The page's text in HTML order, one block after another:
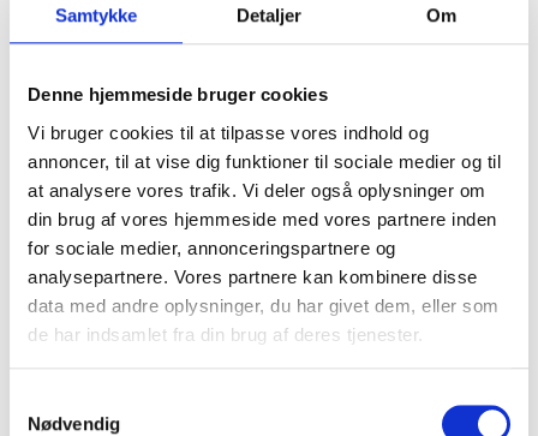
Samtykke Detaljer Om
Denne hjemmeside bruger cookies
Vi bruger cookies til at tilpasse vores indhold og
annoncer, til at vise dig funktioner til sociale medier og til
at analysere vores trafik. Vi deler også oplysninger om
din brug af vores hjemmeside med vores partnere inden
for sociale medier, annonceringspartnere og
analysepartnere. Vores partnere kan kombinere disse
data med andre oplysninger, du har givet dem, eller som
de har indsamlet fra din brug af deres tjenester.
Nødvendig
Glostrup
Haderslev
Helsingør
Herning
Hillerød
Hjørring